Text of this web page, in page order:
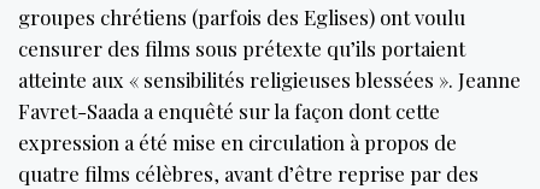
groupes chrétiens (parfois des Eglises) ont voulu
censurer des films sous prétexte qu’ils portaient
atteinte aux « sensibilités religieuses blessées ». Jeanne
Favret-Saada a enquêté sur la façon dont cette
expression a été mise en circulation à propos de
quatre films célèbres, avant d’être reprise par des